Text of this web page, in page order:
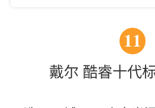
11
戴尔 酷睿十代